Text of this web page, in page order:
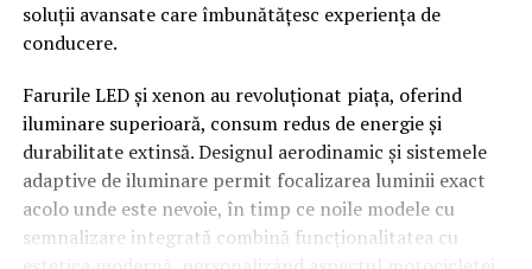
soluții avansate care îmbunătățesc experiența de
conducere.
Farurile LED și xenon au revoluționat piața, oferind
iluminare superioară, consum redus de energie și
durabilitate extinsă. Designul aerodinamic și sistemele
adaptive de iluminare permit focalizarea luminii exact
acolo unde este nevoie, în timp ce noile modele cu
semnalizare integrată combină funcționalitatea cu